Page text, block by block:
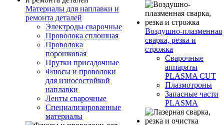
Материалы для наплавки и
ремонта деталей
Электроды сварочные
Проволока сплошная
Проволока
порошковая
Прутки присадочные
Флюсы и проволоки
для износостойкой
наплавки
Ленты сварочные
Специализированные
материалы
Воздушно-плазменная
сварка, резка и
строжка
Сварочные
аппараты
PLASMA CUT
Плазмотроны
Запасные части
PLASMA